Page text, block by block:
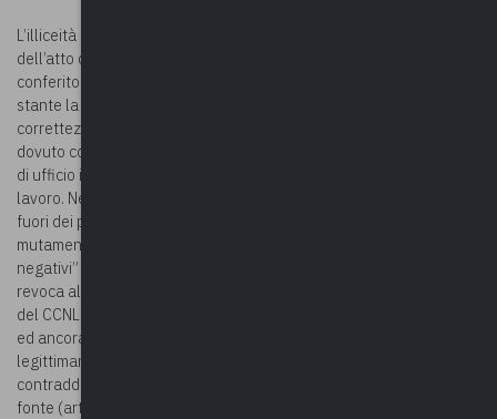
L’illiceità della condotta è insita nell’adozione da parte del Sindaco
dell’atto di revoca della posizione organizzativa in precedenza
conferito alla dipendente, atto da reputarsi certamente illegittimo,
stante la sua contrarietà quale atto datoriale ai principi di lealtà e
correttezza e alle disposizioni pattizie in materia cui avrebbe
dovuto conformarsi, e dunque contrario, per tale motivo, ai doveri
di ufficio incombenti sul titolare della carica di Sindaco e datore di
lavoro. Nel caso di specie, l’atto di revoca è stato adottato al di
fuori dei presupposti di legge, ossia senza che ricorressero “i
mutamenti organizzativi” o lo “specifico accertamento di risultati
negativi” – costituenti le eventuali ipotesi di giusta causa della
revoca alla stregua della disciplina contrattuale (art. 9, comma 3,
del CCNL 31 marzo 1999) cui la parte datoriale deve conformarsi –
ed ancora senza alcuna motivazione in relazione a tali presupposti
legittimanti e senza alcun rispetto della garanzia del
contraddittorio, garanzia espressamente prevista dalla suddetta
fonte (art. 9, c. 4, del citato CCNL) nell’ipotesi in cui si intenda